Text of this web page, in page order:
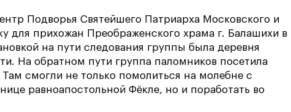
Подворья Святейшего Патриарха Московского и
для прихожан Преображенского храма г. Балашихи в
на пути следования группы была деревня
На обратном пути группа паломников посетила
смогли не только помолиться на молебне с
равноапостольной Фёкле, но и поработать во